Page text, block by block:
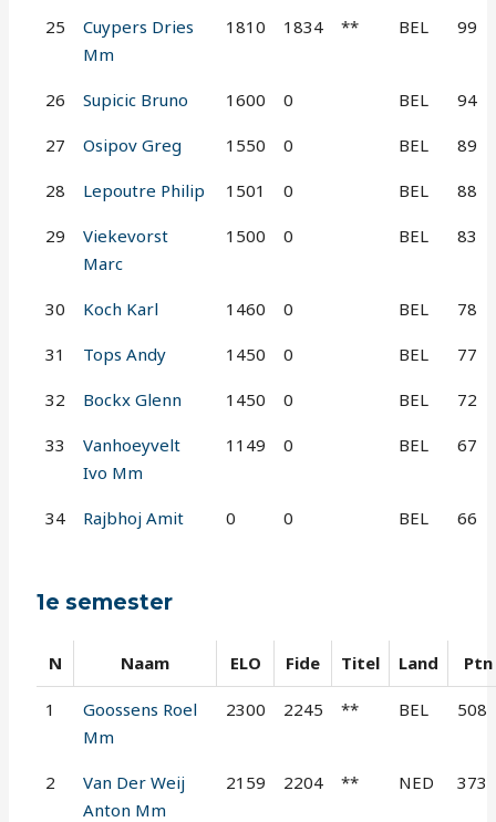
25
Cuypers Dries
Mm
1810 1834 ** BEL 99
26 Supicic Bruno 1600 0 BEL 94
27 Osipov Greg 1550 0 BEL 89
28 Lepoutre Philip 1501 0 BEL 88
29
Viekevorst
Marc
1500 0 BEL 83
30 Koch Karl 1460 0 BEL 78
31 Tops Andy 1450 0 BEL 77
32 Bockx Glenn 1450 0 BEL 72
33
Vanhoeyvelt
Ivo Mm
1149 0 BEL 67
34 Rajbhoj Amit 0 0 BEL 66
1e semester
N Naam ELO Fide Titel Land Ptn
1
Goossens Roel
Mm
2300 2245 ** BEL 508
2
Van Der Weij
Anton Mm
2159 2204 ** NED 373